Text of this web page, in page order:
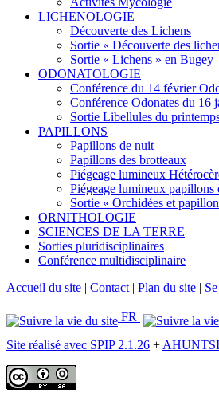
LICHENOLOGIE
Découverte des Lichens
Sortie « Découverte des
Sortie « Lichens » en Bugey
ODONATOLOGIE
Conférence du 14 février
Conférence Odonates du 16
Sortie Libellules du
PAPILLONS
Papillons de nuit
Papillons des brotteaux
Piégeage lumineux
Piégeage lumineux papillons
Sortie « Orchidées et
ORNITHOLOGIE
SCIENCES DE LA TERRE
Sorties pluridisciplinaires
Conférence multidisciplinaire
Accueil du site | Contact | Plan du site |
FR
Site réalisé avec SPIP 2.1.26 +